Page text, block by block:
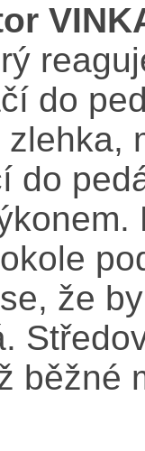
do
do
že
běžné